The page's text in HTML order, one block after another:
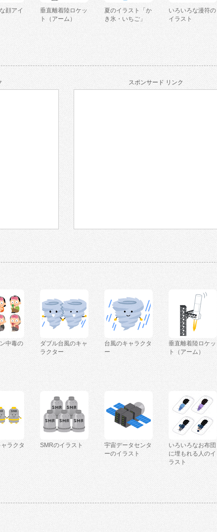
顔アイ
垂直離着陸ロケッ
ト（アーム）
夏のイラスト「か
き氷・いちご」
いろいろな漫符の
イラスト
スポンサード リンク
中毒の
ダブル台風のキャ
ラクター
台風のキャラクタ
ー
垂直離着陸ロケッ
ト（アーム）
ラクタ
SMRのイラスト
宇宙データセンタ
ーのイラスト
いろいろなお布団
に埋もれる人のイ
ラスト